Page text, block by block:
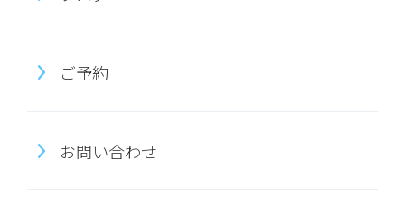
ご予約
お問い合わせ